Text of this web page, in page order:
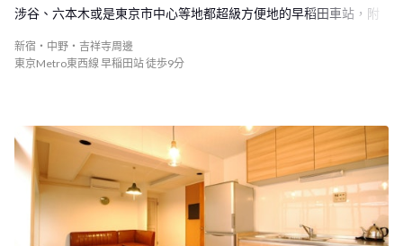
涉谷、六本木或是東京市中心等地都超級方便地的早稻田車站，附
更有著便宜的二手書店，相當推薦給學生族群入住！ 同時在這裡逛
是應有盡有的一條有趣的街道呢！ 在早稻田車站的附近不僅有大型
的超市，也有百元商店和許多的便利超商，生活機能絕對是超級完
善方便！在回家的路途中就可以購買到所有你所想要的生活必需品
或是食物哦。 BORDERLESS HOUSE早稲田1 超級棒的生活環境，
等著你來加入～快來這裡和來自世界各地的房客們展開美好難忘的
東京新生活吧！ <span style="color:red;">※禁菸物件 本物件不接受
新宿・中野・吉祥寺周邊
東京Metro東西線 早稲田站 徒歩9分